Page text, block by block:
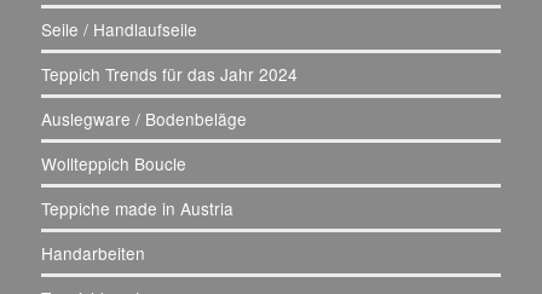
Seile / Handlaufseile
Teppich Trends für das Jahr 2024
Auslegware / Bodenbeläge
Wollteppich Boucle
Teppiche made in Austria
Handarbeiten